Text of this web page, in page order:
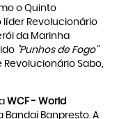
o Quinto
líder Revolucionário
da Marinha
"Punhos de Fogo"
Sabo,
WCF - World
Bandai Banpresto. A